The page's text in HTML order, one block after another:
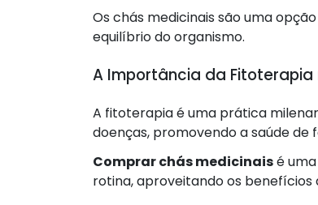
Os chás medicinais são uma
equilíbrio do organismo.
A Importância da Fitoterapia
A fitoterapia é uma prática
doenças, promovendo a saúde de
Comprar chás medicinaisé
rotina, aproveitando os